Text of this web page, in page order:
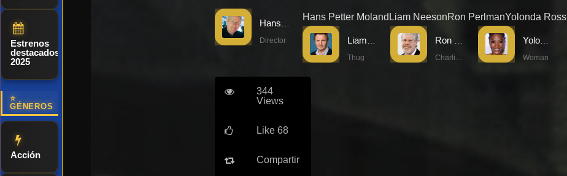
Estrenos
destacados
2025
⭐
GÉNEROS
Acción
Director
Hans Petter Moland Liam NeesonRon PerlmanYolonda Ross
Thug
Yolonda Ross
Woman
344
Views
Like 68
Compartir